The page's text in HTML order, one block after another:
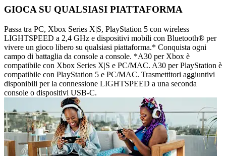
GIOCA SU QUALSIASI PIATTAFORMA
Passa tra PC, Xbox Series X|S, PlayStation 5 con wireless
LIGHTSPEED a 2,4 GHz e dispositivi mobili con Bluetooth® per
vivere un gioco libero su qualsiasi piattaforma.* Conquista ogni
campo di battaglia da console a console. *A30 per Xbox è
compatibile con Xbox Series X|S e PC/MAC. A30 per PlayStation è
compatibile con PlayStation 5 e PC/MAC. Trasmettitori aggiuntivi
disponibili per la connessione LIGHTSPEED a una seconda
console o dispositivi USB-C.